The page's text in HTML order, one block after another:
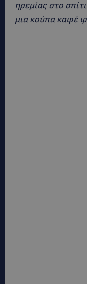
ηρεμίας στο
μια κούπα καφέ